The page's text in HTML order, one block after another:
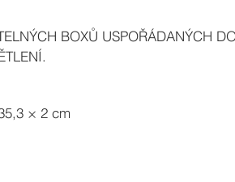
BOXŮ USPOŘÁDANÝCH
× 2 cm